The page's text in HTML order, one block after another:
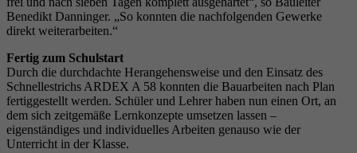
Benedikt Danninger. „So konnten die nachfolgenden Gewerke
direkt weiterarbeiten.“
Fertig zum Schulstart
Durch die durchdachte Herangehensweise und den Einsatz des
Schnellestrichs ARDEX A 58 konnten die Bauarbeiten nach Plan
fertiggestellt werden. Schüler und Lehrer haben nun einen Ort, an
dem sich zeitgemäße Lernkonzepte umsetzen lassen –
eigenständiges und individuelles Arbeiten genauso wie der
Unterricht in der Klasse.